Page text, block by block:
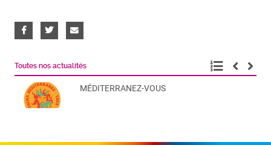
Toutes nos actualités
MÉDITERRANEZ-VOUS